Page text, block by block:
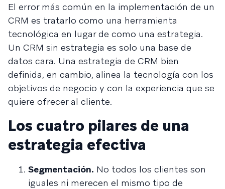
El error más común en la implementación de un
CRM es tratarlo como una herramienta
tecnológica en lugar de como una estrategia.
Un CRM sin estrategia es solo una base de
datos cara. Una estrategia de CRM bien
definida, en cambio, alinea la tecnología con los
objetivos de negocio y con la experiencia que se
quiere ofrecer al cliente.
Los cuatro pilares de una
estrategia efectiva
Segmentación. No todos los clientes son
iguales ni merecen el mismo tipo de